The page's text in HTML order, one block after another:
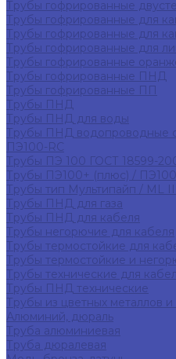
Трубы гофрированные
Трубы гофрированные для
Трубы гофрированные для
Трубы гофрированные для
Трубы гофрированные
Трубы гофрированные ПНД
Трубы гофрированные ПП
Трубы ПНД
Трубы ПНД для воды
Трубы ПНД водопроводные
ПЭ100-RC
Трубы ПЭ 100 ГОСТ 18599-
Трубы ПЭ100+ (плюс) /
Трубы тип Мультипайп / ML
Трубы ПНД для газа
Трубы ПНД для кабеля
Трубы негорючие для кабеля
Трубы термостойкие для
Трубы термостойкие и
Трубы технические для
Трубы ПНД технические
Трубы из цветных металлов и
Алюминий, дюраль
Труба алюминиевая
Труба дюралевая